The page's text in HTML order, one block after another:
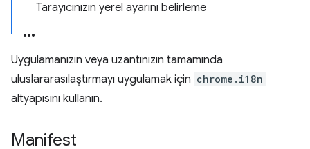
Tarayıcınızın yerel ayarını belirleme
Uygulamanızın veya uzantınızın tamamında
uluslararasılaştırmayı uygulamak için chrome.i18n
altyapısını kullanın.
Manifest